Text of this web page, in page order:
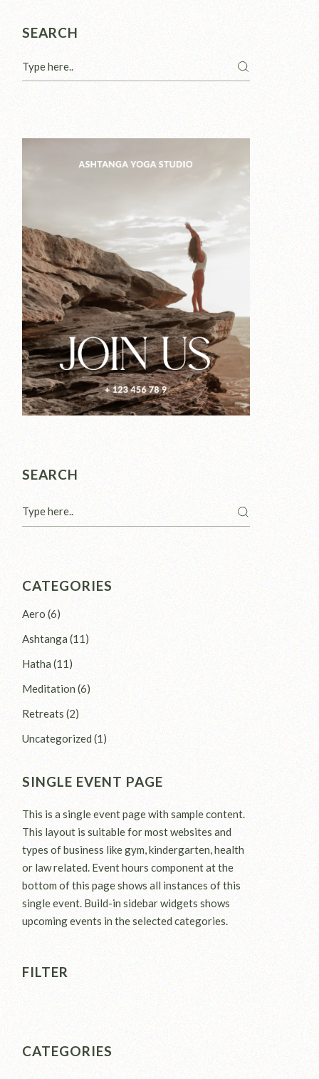
SEARCH
SEARCH
CATEGORIES
Aero (6)
Ashtanga(11)
Hatha(11)
Meditation(6)
Retreats (2)
Uncategorized(1)
SINGLE EVENT PAGE
This is a single event page with sample content.
This layout is suitable for most websites and
types of business like gym, kindergarten, health
or law related. Event hours component at the
bottom of this page shows all instances of this
single event. Build-in sidebar widgets shows
upcoming events in the selected categories.
FILTER
CATEGORIES